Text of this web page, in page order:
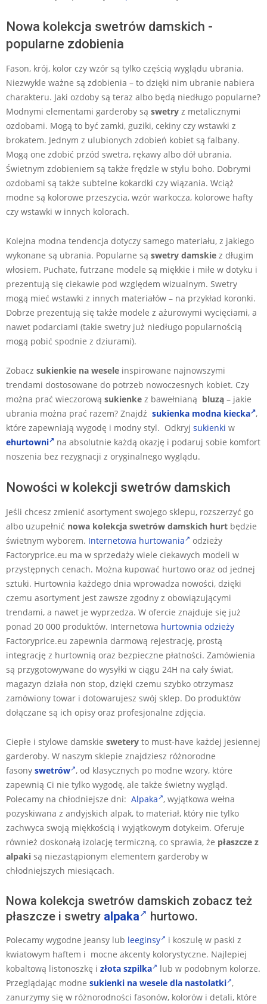
Nowa kolekcja swetrów damskich -
popularne zdobienia
Fason, krój, kolor czy wzór są tylko częścią wyglądu ubrania.
Niezwykle ważne są zdobienia – to dzięki nim ubranie nabiera
charakteru. Jaki ozdoby są teraz albo będą niedługo popularne?
Modnymi elementami garderoby są swetry z metalicznymi
ozdobami. Mogą to być zamki, guziki, cekiny czy wstawki z
brokatem. Jednym z ulubionych zdobień kobiet są falbany.
Mogą one zdobić przód swetra, rękawy albo dół ubrania.
Świetnym zdobieniem są także frędzle w stylu boho. Dobrymi
ozdobami są także subtelne kokardki czy wiązania. Wciąż
modne są kolorowe przeszycia, wzór warkocza, kolorowe hafty
czy wstawki w innych kolorach.
Kolejna modna tendencja dotyczy samego materiału, z jakiego
wykonane są ubrania. Popularne są swetry damskie z długim
włosiem. Puchate, futrzane modele są miękkie i miłe w dotyku i
prezentują się ciekawie pod względem wizualnym. Swetry
mogą mieć wstawki z innych materiałów – na przykład koronki.
Dobrze prezentują się także modele z ażurowymi wycięciami, a
nawet podarciami (takie swetry już niedługo popularnością
mogą pobić spodnie z dziurami).
Zobacz sukienkie na wesele inspirowane najnowszymi
trendami dostosowane do potrzeb nowoczesnych kobiet. Czy
można prać wieczorową sukienke z bawełnianą bluzą – jakie
ubrania można prać razem? Znajdź sukienka modna kiecka ,
które zapewniają wygodę i modny styl. Odkryj sukienki w
ehurtowni
na absolutnie każdą okazję i podaruj sobie komfort
noszenia bez rezygnacji z oryginalnego wyglądu.
Nowości w kolekcji swetrów damskich
Jeśli chcesz zmienić asortyment swojego sklepu, rozszerzyć go
albo uzupełnić nowa kolekcja swetrów damskich hurt będzie
świetnym wyborem. Internetowa hurtowania
odzieży
Factoryprice.eu ma w sprzedaży wiele ciekawych modeli w
przystępnych cenach. Można kupować hurtowo oraz od jednej
sztuki. Hurtownia każdego dnia wprowadza nowości, dzięki
czemu asortyment jest zawsze zgodny z obowiązującymi
trendami, a nawet je wyprzedza. W ofercie znajduje się już
ponad 20 000 produktów. Internetowa hurtownia odzieży
Factoryprice.eu zapewnia darmową rejestrację, prostą
integrację z hurtownią oraz bezpieczne płatności. Zamówienia
są przygotowywane do wysyłki w ciągu 24H na cały świat,
magazyn działa non stop, dzięki czemu szybko otrzymasz
zamówiony towar i dotowarujesz swój sklep. Do produktów
dołączane są ich opisy oraz profesjonalne zdjęcia.
Ciepłe i stylowe damskie swetery to must-have każdej jesiennej
garderoby. W naszym sklepie znajdziesz różnorodne
fasony swetrów , od klasycznych po modne wzory, które
zapewnią Ci nie tylko wygodę, ale także świetny wygląd.
Polecamy na chłodniejsze dni: Alpaka , wyjątkowa wełna
pozyskiwana z andyjskich alpak, to materiał, który nie tylko
zachwyca swoją miękkością i wyjątkowym dotykeim. Oferuje
również doskonałą izolację termiczną, co sprawia, że płaszcze z
alpaki są niezastąpionym elementem garderoby w
chłodniejszych miesiącach.
Nowa kolekcja swetrów damskich zobacz też
płaszcze i swetry alpaka hurtowo.
Polecamy wygodne jeansy lub leeginsy
i koszulę w paski z
kwiatowym haftem i mocne akcenty kolorystyczne. Najlepiej
kobaltową listonoszkę i złota szpilka
lub w podobnym kolorze.
Przeglądając modne sukienki na wesele dla nastolatki ,
zanurzymy się w różnorodności fasonów, kolorów i detali, które